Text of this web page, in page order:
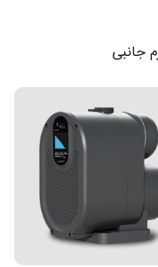
جانبی